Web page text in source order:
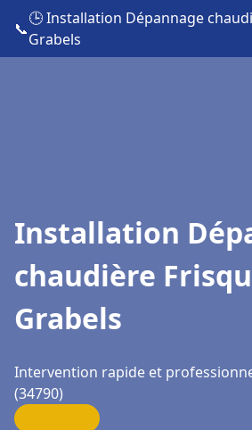
📞
🕒 Installation Dépannage
Grabels
Installation
chaudière
Grabels
Intervention rapide et
(34790)